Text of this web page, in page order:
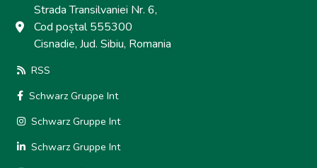
Strada Transilvaniei Nr. 6,
Cod poștal 555300
Cisnadie, Jud. Sibiu, Romania
RSS
Schwarz Gruppe Int
Schwarz Gruppe Int
Schwarz Gruppe Int